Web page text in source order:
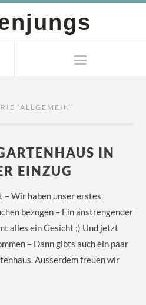
‘ALLGEMEIN ’
IN
EINZUG
Wir haben unser erstes
bezogen – Ein anstrengender
alles ein Gesicht ;) Und jetzt
– Dann gibts auch ein paar
Ausserdem freuen wir